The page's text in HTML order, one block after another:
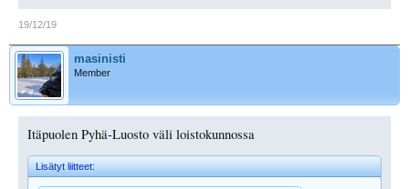
19/12/19
masinisti
Member
Itäpuolen Pyhä-Luosto väli loistokunnossa
Lisätyt liitteet: